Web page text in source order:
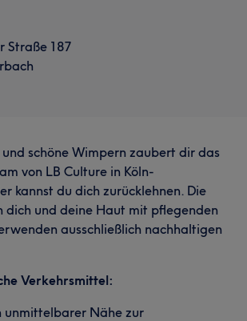
Straße 187
schöne Wimpern zaubert dir das
von LB Culture in Köln-
kannst du dich zurücklehnen. Die
dich und deine Haut mit pflegenden
ausschließlich nachhaltigen
Verkehrsmittel:
unmittelbarer Nähe zur